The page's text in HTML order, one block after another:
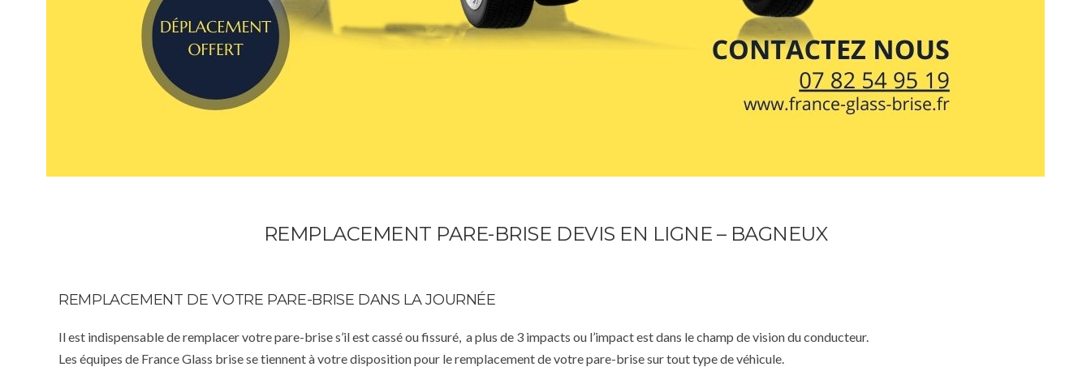
REMPLACEMENT PARE-BRISE DEVIS EN LIGNE – BAGNEUX
REMPLACEMENT DE VOTRE PARE-BRISE DANS LA JOURNÉE
Il est indispensable de remplacer votre pare-brise s’il est cassé ou fissuré, a plus de 3 impacts ou l’impact est dans le champ de vision du conducteur.
Les équipes de France Glass brise se tiennent à votre disposition pour le remplacement de votre pare-brise sur tout type de véhicule.